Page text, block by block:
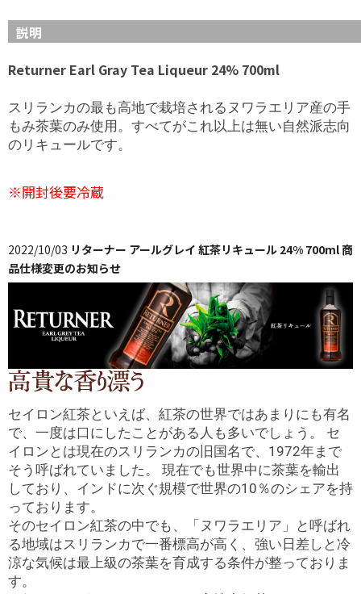
説明
Returner Earl Gray Tea Liqueur 24% 700ml
スリランカの最も高地で栽培されるヌワラエリア産の手
もみ茶葉のみ使用。すべてがこれ以上は無い自然派志向
のリキュールです。
※開封後要冷蔵
2022/10/03 リターナー アールグレイ 紅茶リキュール 24% 700ml 商
品仕様変更のお知らせ
セイロン紅茶といえば、紅茶の世界ではあまりにも有名
で、一度は口にしたことがある人も多いでしょう。 セ
イロンとは現在のスリランカの旧国名で、1972年まで
そう呼ばれていました。 現在でも世界中に茶葉を輸出
しており、インドに次ぐ規模で世界の10％のシェアを持
っております。
そのセイロン紅茶の中でも、「ヌワラエリア」と呼ばれ
る地域はスリランカで一番標高が高く、強い日差しと冷
涼な気候は最上級の茶葉を育成する条件が整っておりま
す。